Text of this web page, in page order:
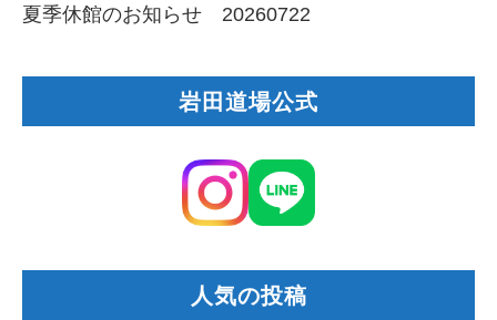
夏季休館のお知らせ 20260722
岩田道場公式
人気の投稿